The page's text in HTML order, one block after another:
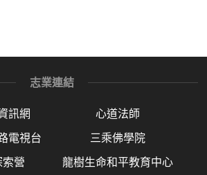
志業連結
訊網 心道法師
電視台 三乘佛學院
索營 龍樹生命和平教育中心